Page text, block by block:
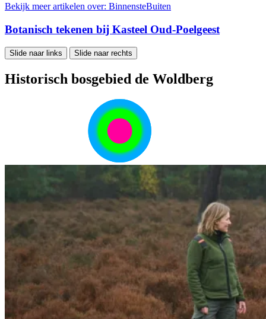
Bekijk meer artikelen over: BinnensteBuiten
Botanisch tekenen bij Kasteel Oud-Poelgeest
Slide naar links Slide naar rechts
Historisch bosgebied de Woldberg